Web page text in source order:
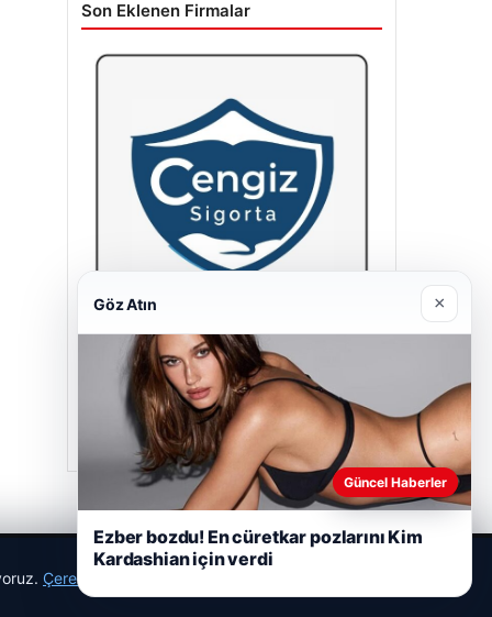
Son Eklenen Firmalar
Cengiz Sigorta
23/06/2026
Çerez Politikamız
Göz Atın ×
Güncel Haberler
Ezber bozdu! En cüretkar pozlarını Kim
Kardashian için verdi